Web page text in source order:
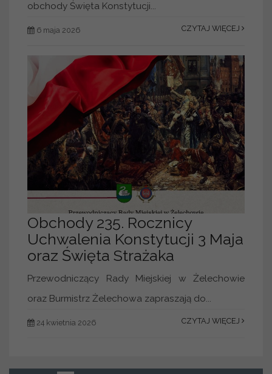
obchody Święta Konstytucji...
6 maja 2026 CZYTAJ WIĘCEJ
Obchody 235. Rocznicy
Uchwalenia Konstytucji 3 Maja
oraz Święta Strażaka
Przewodniczący Rady Miejskiej w Żelechowie
oraz Burmistrz Żelechowa zapraszają do...
24 kwietnia 2026 CZYTAJ WIĘCEJ